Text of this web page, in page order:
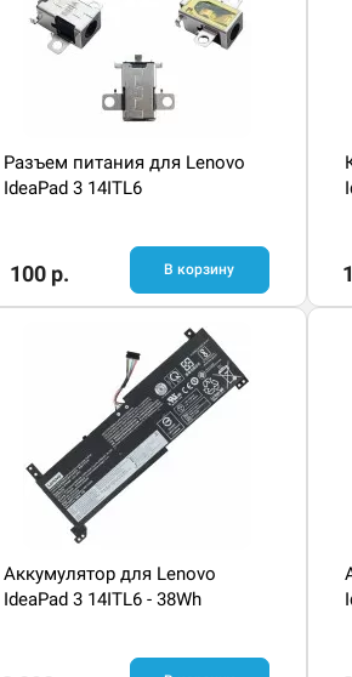
Разъем питания для Lenovo
IdeaPad 3 14ITL6
100 р. В корзину
Аккумулятор для Lenovo
IdeaPad 3 14ITL6 - 38Wh